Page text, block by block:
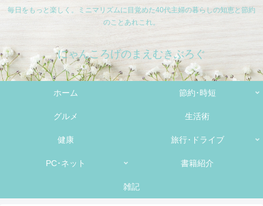
毎日をもっと楽しく。ミニマリズムに目覚めた40代主婦の暮らしの知恵と節約
のことあれこれ。
にゃんころげのまえむきぶろぐ
ホーム 節約･時短
グルメ 生活術
健康 旅行･ドライブ
PC･ネット 書籍紹介
雑記